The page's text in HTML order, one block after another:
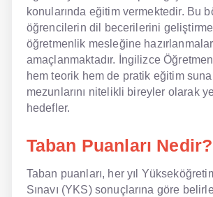
Bize Ulaşın
konularında eğitim vermektedir. Bu
öğrencilerin dil becerilerini
öğretmenlik mesleğine
amaçlanmaktadır. İngilizce
hem teorik hem de pratik eğitim
mezunlarını nitelikli bireyler olarak
hedefler.
Taban Puanları Nedir?
Taban puanları, her yıl
Sınavı (YKS) sonuçlarına göre